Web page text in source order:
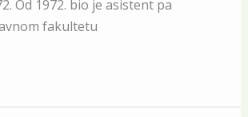
Od 1972. bio je asistent pa
fakultetu